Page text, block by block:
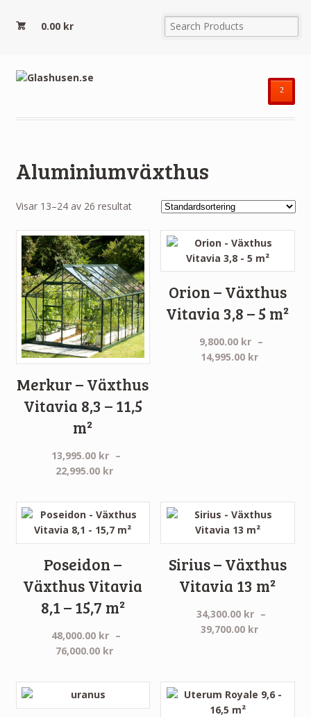
0.00 kr
²
Aluminiumväxthus
Visar 13–24 av 26 resultat
Merkur – Växthus
Vitavia 8,3 – 11,5
m²
13,995.00 kr –
22,995.00 kr
till
22,995.00 kr
Orion – Växthus
Vitavia 3,8 – 5 m²
9,800.00 kr –
14,995.00 kr
Poseidon –
Växthus Vitavia
8,1 – 15,7 m²
48,000.00 kr –
76,000.00 kr
till
76,000.00 kr
Sirius – Växthus
Vitavia 13 m²
34,300.00 kr –
39,700.00 kr